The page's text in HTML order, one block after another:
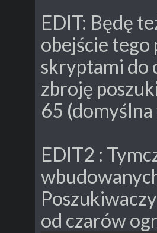
EDIT: Będę
obejście tego
skryptami do
zbroję
65
EDIT2 :
od czarów